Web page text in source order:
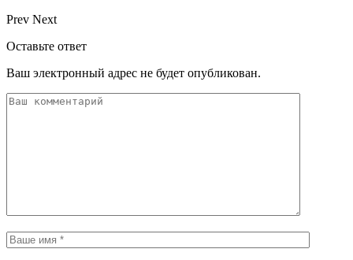
Prev Next
Оставьте ответ
Ваш электронный адрес не будет опубликован.